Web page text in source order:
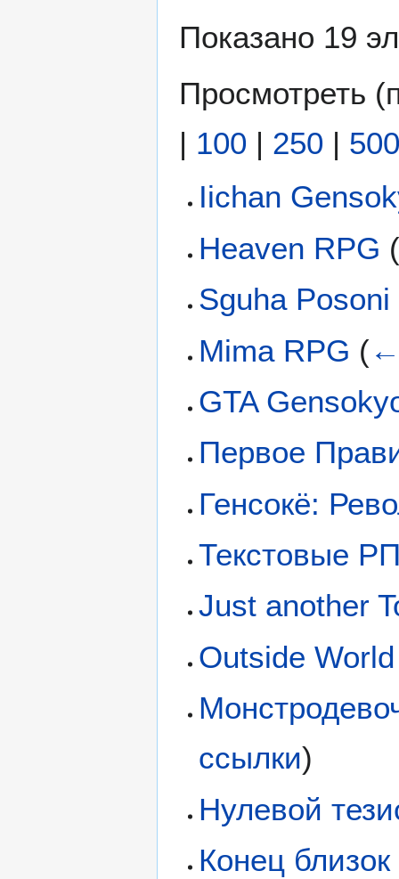
Показано 19
Просмотреть (
| 100 | 250 | 500
Iichan
Heaven RPG
Sguha Posoni
Mima RPG (
GTA
Первое
Генсокё:
Текстовые
Just another
Outside
ссылки)
Нулевой
Конец близок